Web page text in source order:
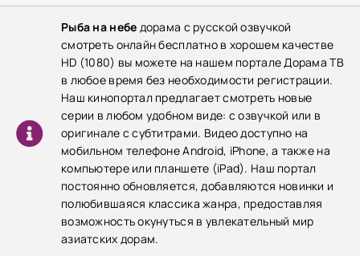
Рыба на небе дорама с русской озвучкой
смотреть онлайн бесплатно в хорошем качестве
HD (1080) вы можете на нашем портале Дорама ТВ
в любое время без необходимости регистрации.
Наш кинопортал предлагает смотреть новые
серии в любом удобном виде: с озвучкой или в
оригинале с субтитрами. Видео доступно на
мобильном телефоне Android, iPhone, а также на
компьютере или планшете (iPad). Наш портал
постоянно обновляется, добавляются новинки и
полюбившаяся классика жанра, предоставляя
возможность окунуться в увлекательный мир
азиатских дорам.